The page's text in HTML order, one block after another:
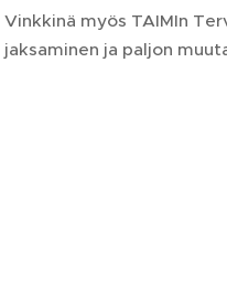
Vinkkinä myös TAIMIn
jaksaminen ja paljon